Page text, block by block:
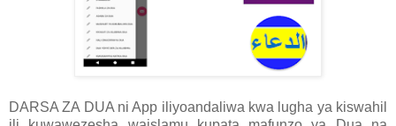
DARSA ZA DUA ni App iliyoandaliwa kwa lugha ya kiswahil